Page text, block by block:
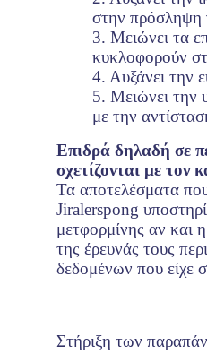
στην πρόσληψη
3. Μειώνει τα
κυκλοφορούν
4. Αυξάνει την
5. Μειώνει την
με την
Επιδρά δηλαδή σε
σχετίζονται με τον
Τα αποτελέσματα
Jiralerspong
μετφορμίνης αν και
της έρευνάς τους
δεδομένων που είχε
Στήριξη των